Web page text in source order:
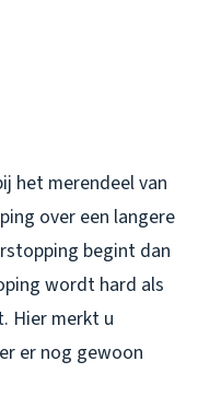
het merendeel van
over een langere
begint dan
wordt hard als
Hier merkt u
er nog gewoon